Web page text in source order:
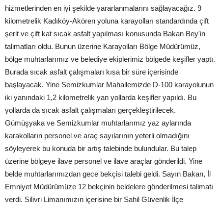
hizmetlerinden en iyi şekilde yararlanmalarını sağlayacağız. 9
kilometrelik Kadıköy-Akören yoluna karayolları standardında çift
şerit ve çift kat sıcak asfalt yapılması konusunda Bakan Bey'in
talimatları oldu. Bunun üzerine Karayolları Bölge Müdürümüz,
bölge muhtarlarımız ve belediye ekiplerimiz bölgede keşifler yaptı.
Burada sıcak asfalt çalışmaları kısa bir süre içerisinde
başlayacak. Yine Semizkumlar Mahallemizde D-100 karayolunun
iki yanındaki 1,2 kilometrelik yan yollarda keşifler yapıldı. Bu
yollarda da sıcak asfalt çalışmaları gerçekleştirilecek.
Gümüşyaka ve Semizkumlar muhtarlarımız yaz aylarında
karakolların personel ve araç sayılarının yeterli olmadığını
söyleyerek bu konuda bir artış talebinde bulundular. Bu talep
üzerine bölgeye ilave personel ve ilave araçlar gönderildi. Yine
belde muhtarlarımızdan gece bekçisi talebi geldi. Sayın Bakan, İl
Emniyet Müdürümüze 12 bekçinin beldelere gönderilmesi talimatı
verdi. Silivri Limanımızın içerisine bir Sahil Güvenlik İlçe